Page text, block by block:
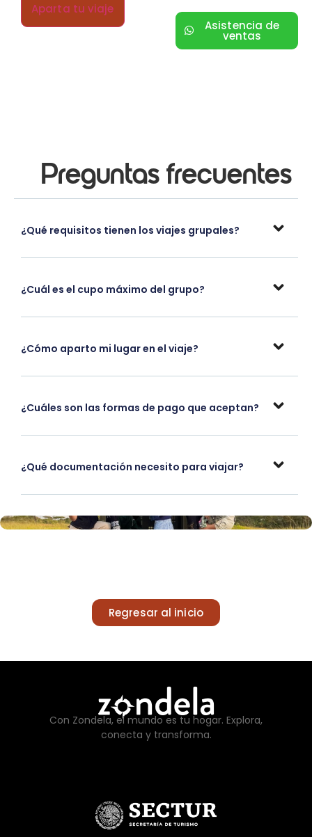
Aparta tu viaje
Asistencia de
ventas
Preguntas frecuentes
¿Qué requisitos tienen los viajes grupales?
¿Cuál es el cupo máximo del grupo?
¿Cómo aparto mi lugar en el viaje?
¿Cuáles son las formas de pago que aceptan?
¿Qué documentación necesito para viajar?
Regresar al inicio
Con Zondela, el mundo es tu hogar. Explora,
conecta y transforma.